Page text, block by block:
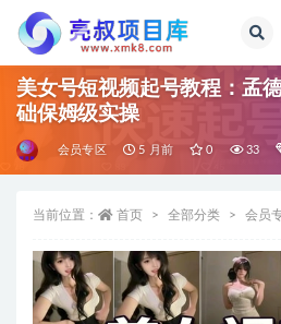
美女号短视频起号教程：孟
础保姆级实操
会员专区 5 月前 0 33
当前位置： 首页 全部分类 会员